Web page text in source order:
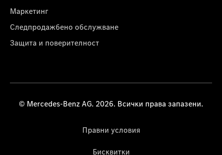
Маркетинг
Следпродажбено обслужване
Защита и поверителност
© Mercedes-Benz AG. 2026. Всички права запазени.
Правни условия
Бисквитки